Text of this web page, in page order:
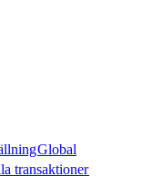
Global
transaktioner​​